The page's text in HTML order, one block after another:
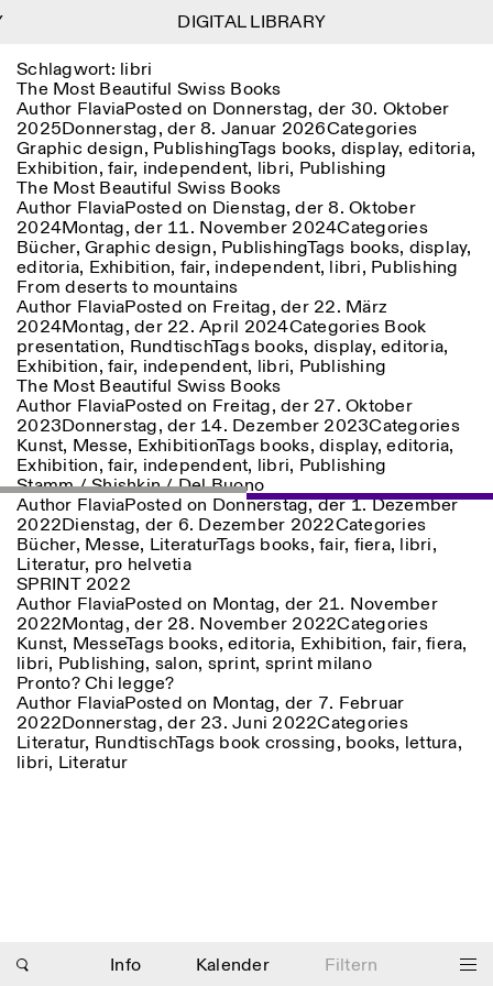
Info Kalender Filtern
Menu
Lingua EN IT DE
Kalender
Istituto Svizzero
Forschung
Residenzen
Archiv
Blog
Organisation
Bibliothek
Jobs
Andere Tätigkeiten
NEWSLETTER
Melden Sie sich für unseren Newsletter an, damit Sie
stets auf dem Laufenden über unsere Veranstaltungen
sind
Facebook Instagram Linkedin
Privacy Policy
Informationen
ISTITUTO SVIZZERO
ROM
Villa Maraini
Via Ludovisi 48
00187 Roma
+39 06 420 421
roma@istitutosvizzero.it
Mit öffentlichen
Verkehrsmitteln: Das
sich in der Nähe der Metro-
Haltestelle Barberini
ÖFFNUNGSZEITEN DER
REZEPTION:
MO-FR
09:00–13:30, 14:30–18:00
ÖFFNUNGSZEITEN DER
AUSSTELLUNG
Atlas Studios
Mittwoch/Freitag: 14:30–
18:30
Donnerstag: 14:30–20:00
Samstag/Sonntag: 11:00–
18:30
FÜHRUNGEN:
(Italienisch, Englisch)
Preise: 10€ pro Person
Für Reservierung:
visite@istitutosvizzero.it
Tiere haben keinen Zutritt
oppure Tiere verboten
Filtern
Area
Kunst
Residenzen Wissenschaften
Ort
Rom
All Mailand
Kategorie
All
Anthropologie
Architektur
Kunst
Astrophysik
Buchpräsentation
More Options...
Length
1
> 1
Schlagwort: libri
The Most Beautiful Swiss Books
Author FlaviaPosted on Donnerstag, der 30. Oktober
2025Donnerstag, der 8. Januar 2026Categories
Graphic design, PublishingTags books, display, editoria,
Exhibition, fair, independent, libri, Publishing
The Most Beautiful Swiss Books
Author FlaviaPosted on Dienstag, der 8. Oktober
2024Montag, der 11. November 2024Categories
Bücher, Graphic design, PublishingTags books, display,
editoria, Exhibition, fair, independent, libri, Publishing
From deserts to mountains
Author FlaviaPosted on Freitag, der 22. März
2024Montag, der 22. April 2024Categories Book
presentation, RundtischTags books, display, editoria,
Exhibition, fair, independent, libri, Publishing
The Most Beautiful Swiss Books
Author FlaviaPosted on Freitag, der 27. Oktober
2023Donnerstag, der 14. Dezember 2023Categories
Kunst, Messe, ExhibitionTags books, display,editoria,
Exhibition, fair, independent, libri, Publishing
Stamm / Shishkin / Del Buono
Author FlaviaPosted on Donnerstag, der 1. Dezember
2022Dienstag, der 6. Dezember 2022Categories
Bücher, Messe, LiteraturTags books, fair, fiera, libri,
Literatur, pro helvetia
SPRINT 2022
Author FlaviaPosted on Montag, der 21. November
2022Montag, der 28. November 2022Categories
Kunst, MesseTags books, editoria, Exhibition, fair, fiera,
libri, Publishing, salon, sprint, sprint milano
Pronto? Chi legge?
Author FlaviaPosted on Montag, der 7. Februar
2022Donnerstag, der 23. Juni 2022Categories
Literatur, RundtischTags book crossing, books, lettura,
libri, Literatur
DIGITAL LIBRARY
DIGITAL LIBRARY